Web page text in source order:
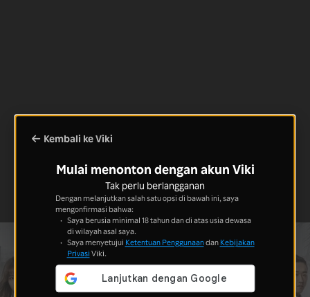
Kembali ke Viki
Mulai menonton dengan akun Viki
Tak perlu berlangganan
Dengan melanjutkan salah satu opsi di bawah ini, saya
mengonfirmasi bahwa:
Saya berusia minimal 18 tahun dan di atas usia dewasa
di wilayah asal saya.
Saya menyetujui Ketentuan Penggunaandan Kebijakan
Privasi Viki.